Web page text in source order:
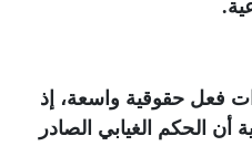
.
فعل حقوقية واسعة، إذ
أن الحكم الغيابي الصادر